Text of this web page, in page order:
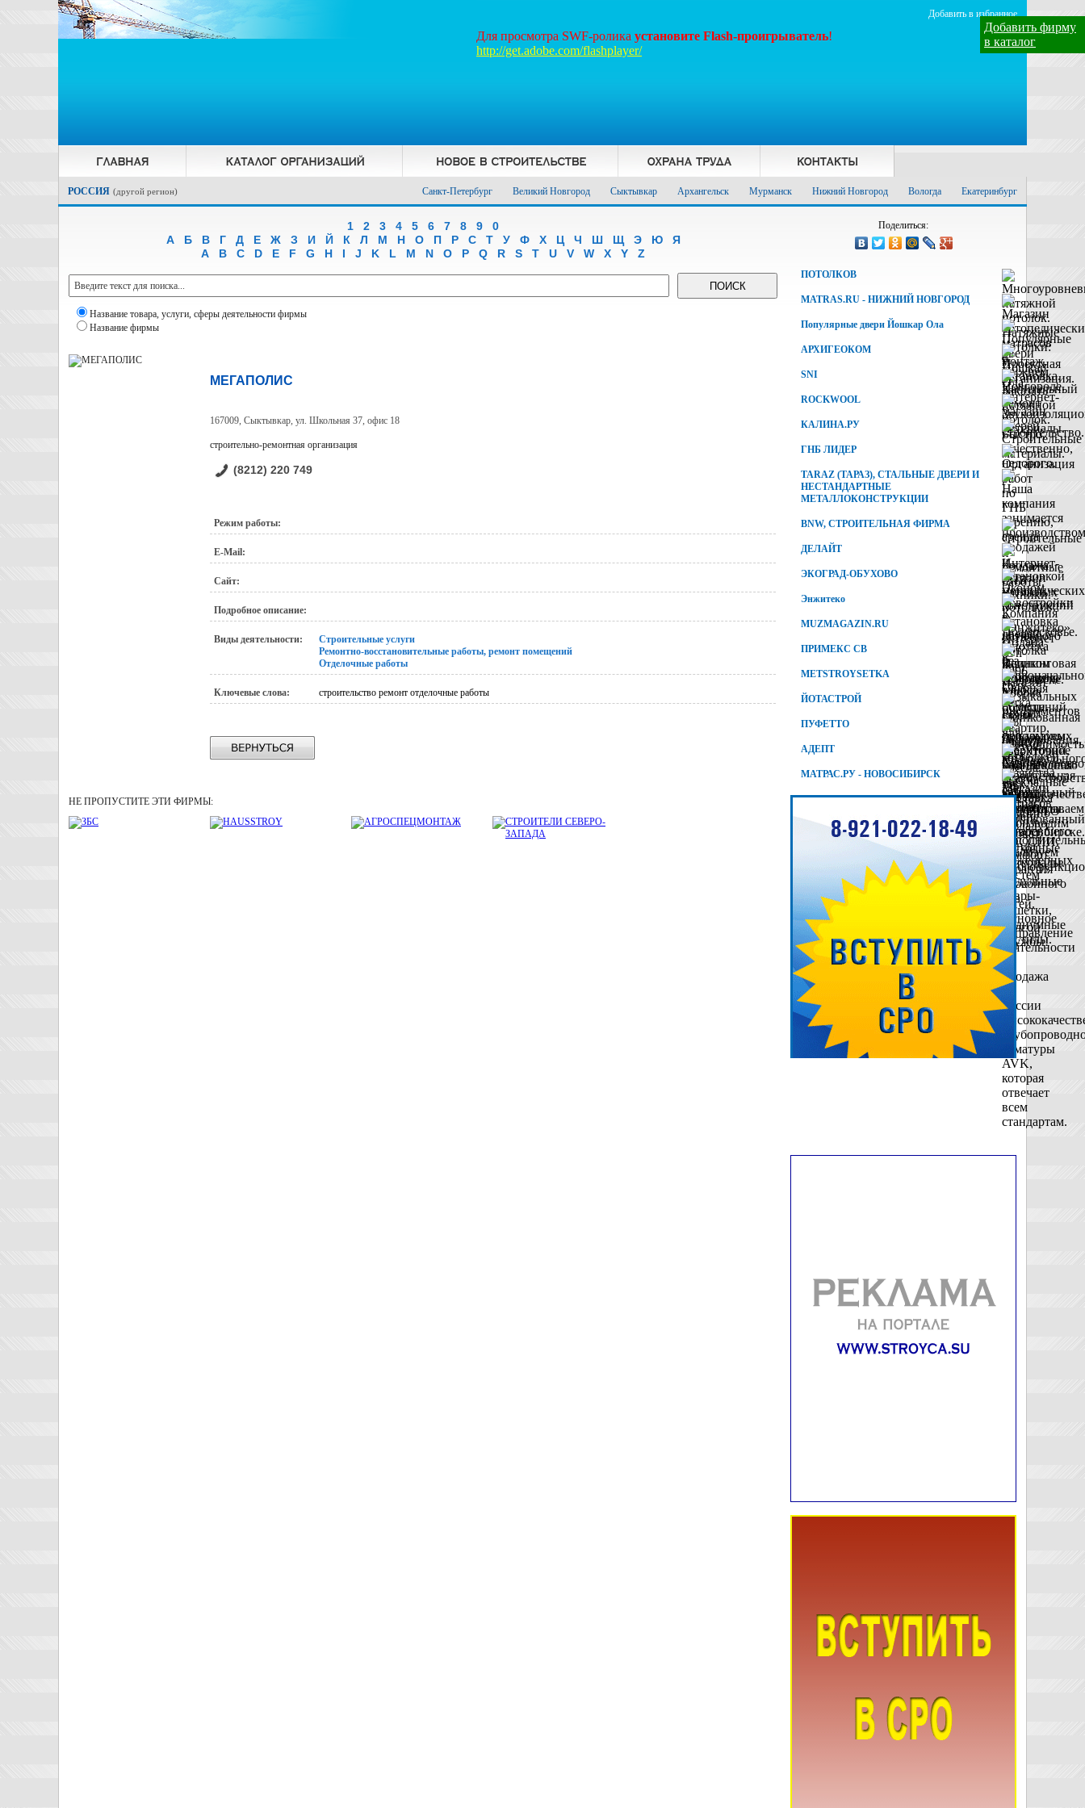
Добавить в избранное
Для просмотра SWF-ролика установите Flash-проигрыватель!
http://get.adobe.com/flashplayer/
РОССИЯ (другой регион) Екатеринбург
Вологда
Нижний Новгород
Мурманск
Архангельск
Сыктывкар
Великий Новгород
Санкт-Петербург
1 2 3 4 5 6 7 8 9
0
А
Б В Г Д Е Ж З И Й К Л М Н О П Р С Т У Ф Х Ц Ч Ш Щ Э Ю
Я
A
B C D E F G H I J K L M N O P Q R S T U V W X Y Z
Название товара, услуги, сферы деятельности фирмы
Название фирмы
МЕГАПОЛИС
167009, Сыктывкар, ул. Школьная 37, офис 18
строительно-ремонтная организация
(8212) 220 749
Режим работы:
E-Mail:
Сайт:
Подробное описание:
Виды деятельности:
Строительные услуги
Ремонтно-восстановительные работы, ремонт помещений
Отделочные работы
Ключевые слова: строительство ремонт отделочные работы
НЕ ПРОПУСТИТЕ ЭТИ ФИРМЫ:
Поделиться:
ПОТОЛКОВ
MATRAS.RU - НИЖНИЙ НОВГОРОД
Популярные двери Йошкар Ола
АРХИГЕОКОМ
SNI
ROCKWOOL
КАЛИНА.РУ
ГНБ ЛИДЕР
TARAZ (ТАРАЗ), СТАЛЬНЫЕ ДВЕРИ И
НЕСТАНДАРТНЫЕ
МЕТАЛЛОКОНСТРУКЦИИ
BNW, СТРОИТЕЛЬНАЯ ФИРМА
ДЕЛАЙТ
ЭКОГРАД-ОБУХОВО
Энжитеко
MUZMAGAZIN.RU
ПРИМЕКС СВ
METSTROYSETKA
ЙОТАСТРОЙ
ПУФЕТТО
АДЕПТ
МАТРАС.РУ - НОВОСИБИРСК
Добавить фирму
в каталог